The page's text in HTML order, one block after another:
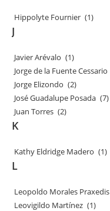
Hippolyte Fournier (1)
J
Javier Arévalo (1)
Jorge de la Fuente Cessario
Jorge Elizondo (2)
José Guadalupe Posada (7)
Juan Torres (2)
K
Kathy Eldridge Madero (1)
L
Leopoldo Morales Praxedis
Leovigildo Martínez (1)